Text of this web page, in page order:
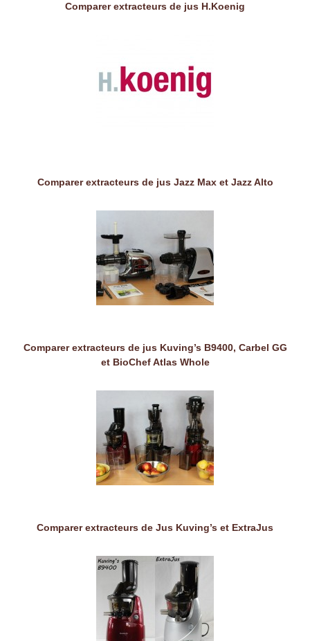
Comparer extracteurs de jus H.Koenig
Comparer extracteurs de jus Jazz Max et Jazz Alto
Comparer extracteurs de jus Kuving’s B9400, Carbel GG
et BioChef Atlas Whole
Comparer extracteurs de Jus Kuving’s et ExtraJus